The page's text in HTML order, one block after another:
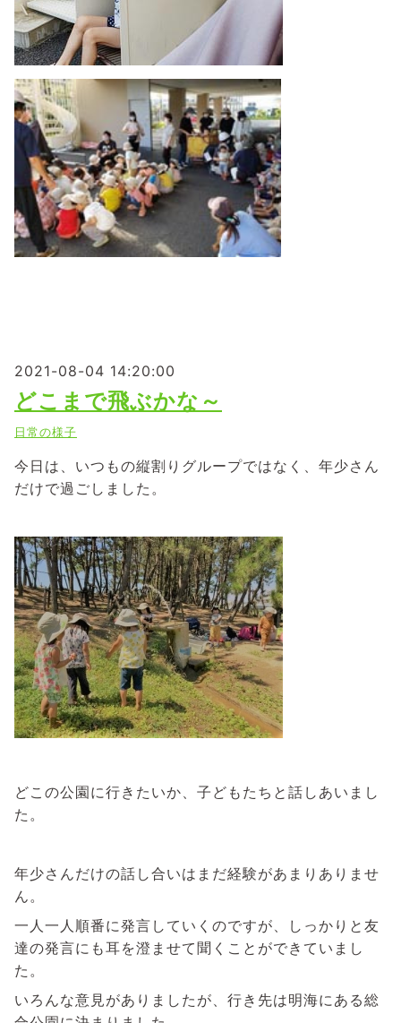
2021-08-04 14:20:00
どこまで飛ぶかな～
日常の様子
今日は、いつもの縦割りグループではなく、年少さん
だけで過ごしました。
どこの公園に行きたいか、子どもたちと話しあいまし
た。
年少さんだけの話し合いはまだ経験があまりありませ
ん。
一人一人順番に発言していくのですが、しっかりと友
達の発言にも耳を澄ませて聞くことができていまし
た。
いろんな意見がありましたが、行き先は明海にある総